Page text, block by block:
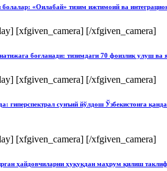
болалар: «Оилабай» тизим ижтимоий ва
[xfgiven_camera] [/xfgiven_camera]
боғланади: тизимдаги 70 фоизлик улуш ва
[xfgiven_camera] [/xfgiven_camera]
гиперспектрал сунъий йўлдош Ўзбекистонга
[xfgiven_camera] [/xfgiven_camera]
ҳайдовчиларни ҳуқуқдан маҳрум қилиш